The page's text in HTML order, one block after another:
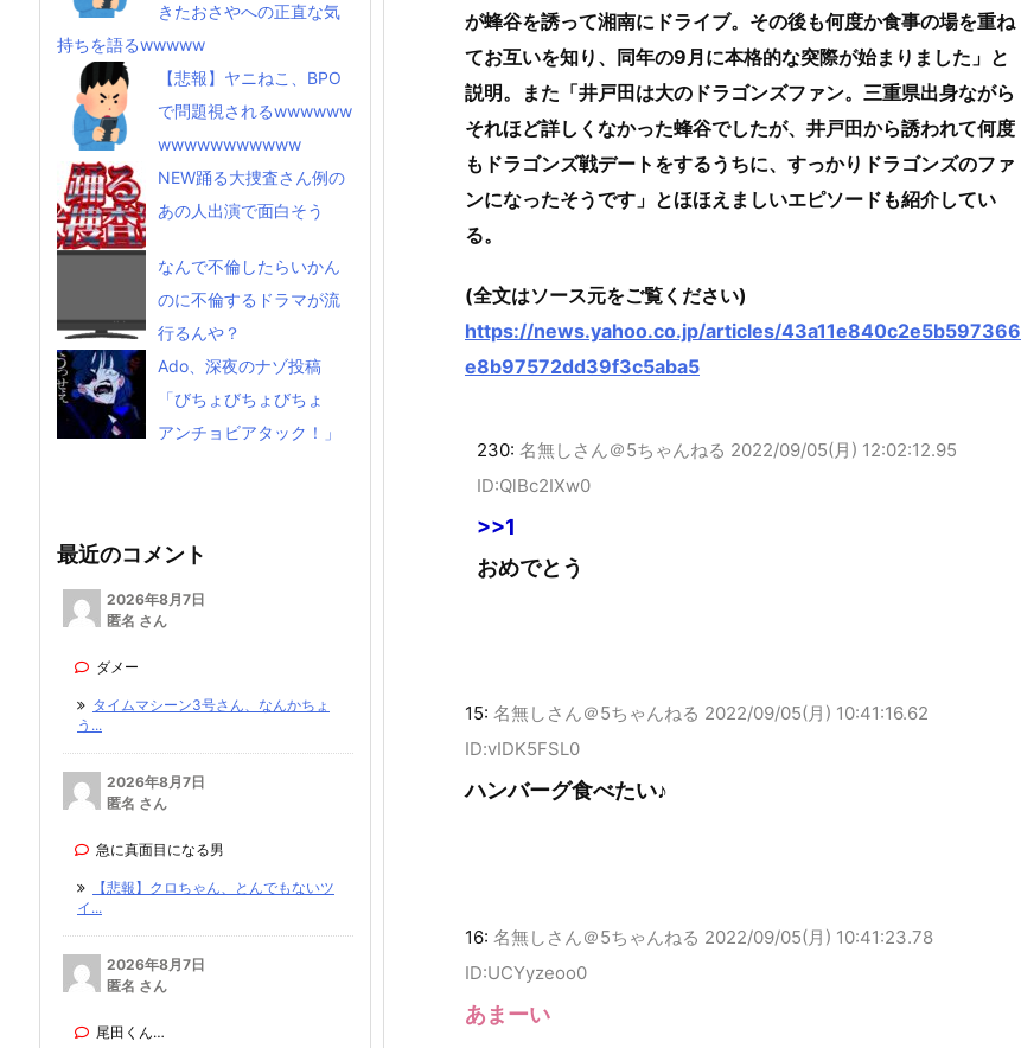
が蜂谷を誘って湘南にドライブ。その後も何度か食事の場を重ね
てお互いを知り、同年の9月に本格的な突際が始まりました」と
説明。また「井戸田は大のドラゴンズファン。三重県出身ながら
それほど詳しくなかった蜂谷でしたが、井戸田から誘われて何度
もドラゴンズ戦デートをするうちに、すっかりドラゴンズのファ
ンになったそうです」とほほえましいエピソードも紹介してい
る。
(全文はソース元をご覧ください)
https://news.yahoo.co.jp/articles/43a11e840c2e5b597366
e8b97572dd39f3c5aba5
230: 名無しさん＠5ちゃんねる 2022/09/05(月) 12:02:12.95
ID:QlBc2IXw0
>>1
おめでとう
15: 名無しさん＠5ちゃんねる 2022/09/05(月) 10:41:16.62
ID:vIDK5FSL0
ハンバーグ食べたい♪
16: 名無しさん＠5ちゃんねる 2022/09/05(月) 10:41:23.78
ID:UCYyzeoo0
あまーい
きたおさやへの正直な気
持ちを語るwwwww
【悲報】ヤニねこ、BPO
で問題視されるwwwwww
wwwwwwwwwww
NEW踊る大捜査さん例の
あの人出演で面白そう
なんで不倫したらいかん
のに不倫するドラマが流
行るんや？
Ado、深夜のナゾ投稿
「びちょびちょびちょ
アンチョビアタック！」
最近のコメント
2026年8月7日
匿名 さん
ダメー
タイムマシーン3号さん、なんかちょ
う...
2026年8月7日
匿名 さん
急に真面目になる男
【悲報】クロちゃん、とんでもないツ
イ...
2026年8月7日
匿名 さん
尾田くん…